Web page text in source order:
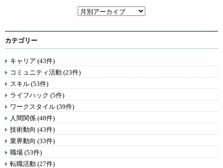
カテゴリー
キャリア (43件)
コミュニティ活動 (23件)
スキル (53件)
ライフハック (5件)
ワークスタイル (39件)
人間関係 (48件)
技術動向 (43件)
業界動向 (33件)
職場 (53件)
転職活動 (27件)